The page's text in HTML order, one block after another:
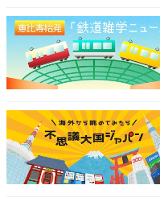
今後の見どころと
大地と誠、そして翔と静
した。また、誠に代わ
ンに、心を打たれた人
か。